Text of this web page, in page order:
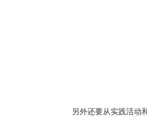
另外还要从实践活动和